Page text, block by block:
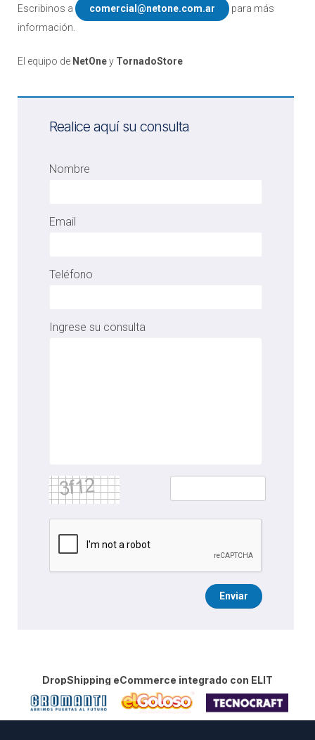
Escribinos a comercial@netone.com.ar
para más
información.
El equipo de NetOney TornadoStore
Realice aquí su consulta
Nombre
Email
Teléfono
Ingrese su consulta
Enviar
DropShipping eCommerce integrado con ELIT